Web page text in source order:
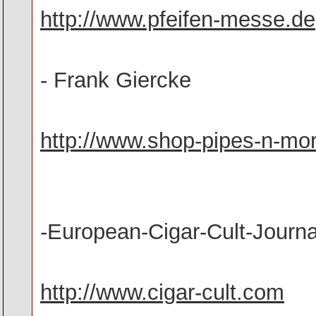
http://www.pfeifen-messe.de
- Frank Giercke
http://www.shop-pipes-n-
-European-Cigar-Cult-
http://www.cigar-cult.com